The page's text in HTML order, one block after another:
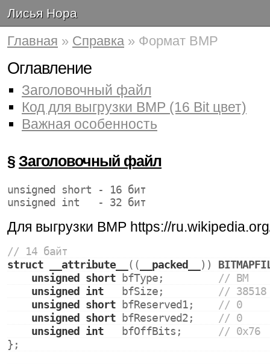
Лисья Нора
Главная » Справка » Формат BMP
Оглавление
Заголовочный файл
Код для выгрузки BMP (16 Bit цвет)
Важная особенность
§ Заголовочный файл
unsigned short - 16 бит
unsigned int   - 32 бит
Для выгрузки BMP https://
// 14 байт
struct
__attribute__ (( __packed__ ))
unsigned
short bfType; // BM
unsigned
int
   bfSize;
// 38518
unsigned
short bfReserved1; // 0
unsigned
short bfReserved2; // 0
unsigned
int
   bfOffBits;
// 0x76
};